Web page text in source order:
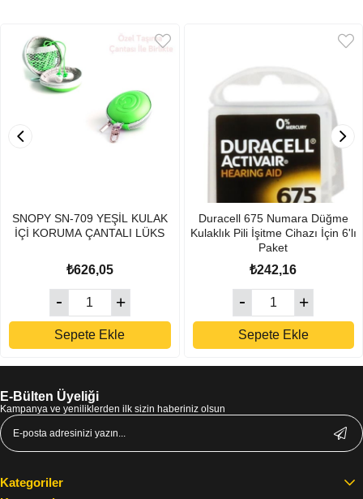
SNOPY SN-709 YEŞİL KULAK
İÇİ KORUMA ÇANTALI LÜKS
₺626,05
Sepete Ekle
Duracell 675 Numara Düğme
Kulaklık Pili İşitme Cihazı İçin 6'lı
Paket
₺242,16
Sepete Ekle
E-Bülten Üyeliği
Kampanya ve yeniliklerden ilk sizin haberiniz olsun
Kategoriler